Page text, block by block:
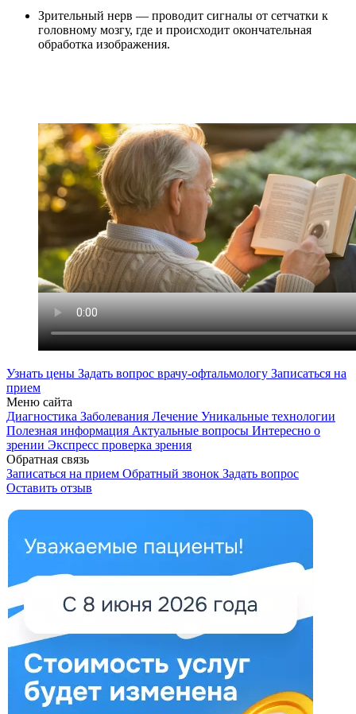
Зрительный нерв — проводит сигналы от сетчатки к
головному мозгу, где и происходит окончательная
обработка изображения.
Узнать цены Задать вопрос врачу-офтальмологу Записаться на
прием
Меню сайта
Диагностика Заболевания Лечение Уникальные технологии
Полезная информация Актуальные вопросы Интересно о
зрении Экспресс проверка зрения
Обратная связь
Записаться на прием Обратный звонок Задать вопрос
Оставить отзыв